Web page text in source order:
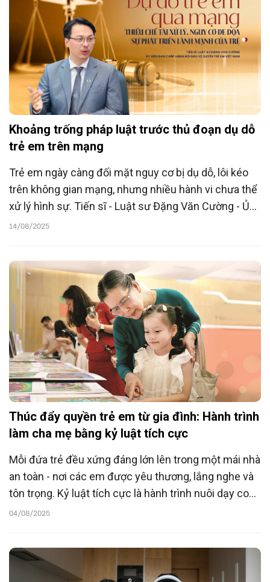
Khoảng trống pháp luật trước thủ đoạn dụ dỗ
trẻ em trên mạng
Trẻ em ngày càng đối mặt nguy cơ bị dụ dỗ, lôi kéo
trên không gian mạng, nhưng nhiều hành vi chưa thể
xử lý hình sự. Tiến sĩ - Luật sư Đặng Văn Cường - Ủy
viên Ban Chấp hành Hội Bảo vệ quyền trẻ em Việt
môi trường số.
14/08/2025
Thúc đẩy quyền trẻ em từ gia đình: Hành trình
làm cha mẹ bằng kỷ luật tích cực
Mỗi đứa trẻ đều xứng đáng lớn lên trong một mái nhà
an toàn - nơi các em được yêu thương, lắng nghe và
tôn trọng. Kỷ luật tích cực là hành trình nuôi dạy con
bằng sự thấu hiểu và những “công cụ” vàng, để từ
04/08/2025